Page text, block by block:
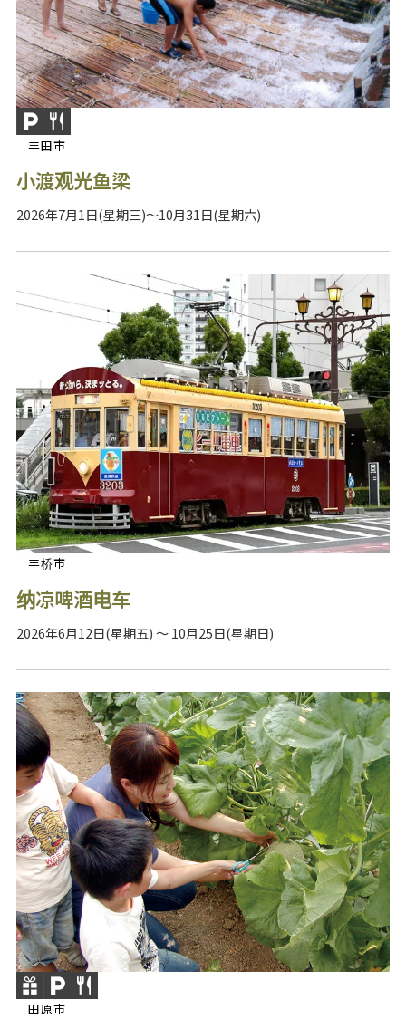
丰田市
小渡观光鱼梁
2026年7月1日(星期三)～10月31日(星期六)
丰桥市
纳凉啤酒电车
2026年6月12日(星期五) ～ 10月25日(星期日)
田原市